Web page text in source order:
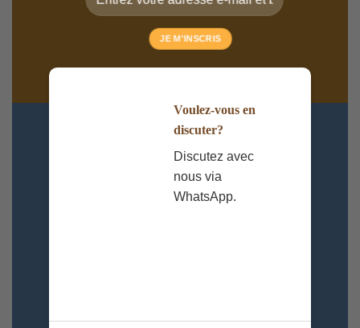
Voulez-vous en
discuter?
Discutez avec
nous via
WhatsApp.